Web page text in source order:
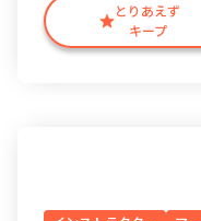
とりあえず
キープ